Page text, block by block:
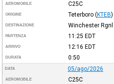
AEROMOBILE C25C
ORIGINE Teterboro (KTEB)
DESTINAZIONE Winchester Rgnl
PARTENZA 11:25 EDT
ARRIVO 12:16 EDT
DURATA 0:50
DATA 05/ago/2026
AEROMOBILE C25C